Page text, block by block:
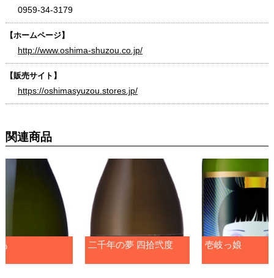
0959-34-3179
【ホームページ】
http://www.oshima-shuzou.co.jp/
【販売サイト】
https://oshimasyuzou.stores.jp/
関連商品
二千年の夢 四拾弐度 壱岐っ娘